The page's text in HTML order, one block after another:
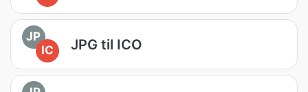
JP
IC
JPG til ICO